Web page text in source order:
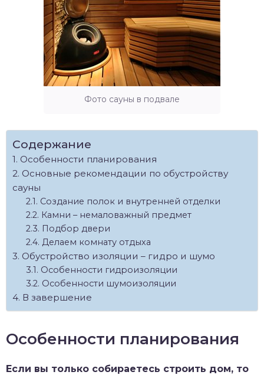
Фото сауны в подвале
Содержание
Особенности планирования
Основные рекомендации по обустройству
сауны
Создание полок и внутренней отделки
Камни – немаловажный предмет
Подбор двери
Делаем комнату отдыха
Обустройство изоляции – гидро и шумо
Особенности гидроизоляции
Особенности шумоизоляции
В завершение
Особенности планирования
Если вы только собираетесь строить дом, то